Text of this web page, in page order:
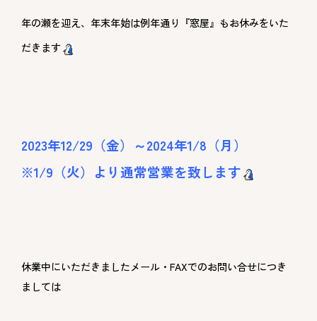
年の瀬を迎え、年末年始は例年通り『窓屋』もお休みをいた
だきます
2023年12/29（金）～2024年1/8（月）
※1/9（火）より通常営業を致します
休業中にいただきましたメール・FAXでのお問い合せにつき
ましては